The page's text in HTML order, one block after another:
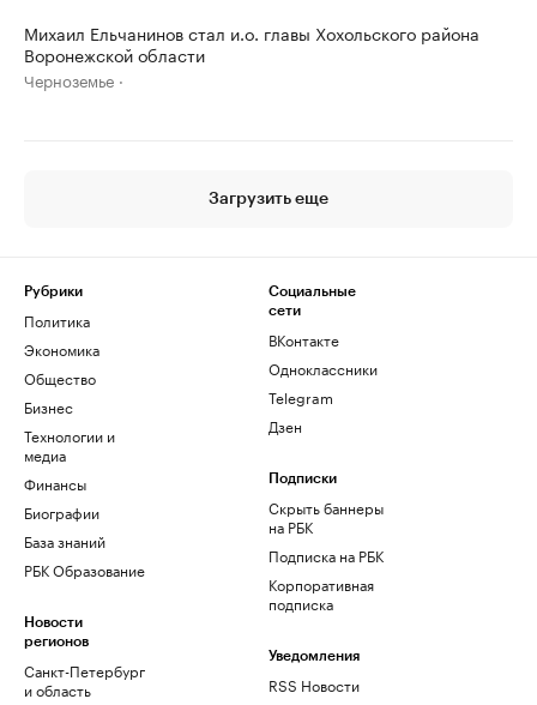
Михаил Ельчанинов стал и.о. главы Хохольского района
Воронежской области
Черноземье
Загрузить еще
Рубрики
Политика
Экономика
Общество
Бизнес
Технологии и
медиа
Финансы
Биографии
База знаний
РБК Образование
Новости
регионов
Санкт-Петербург
и область
Социальные
сети
ВКонтакте
Одноклассники
Telegram
Дзен
Подписки
Скрыть баннеры
на РБК
Подписка на РБК
Корпоративная
подписка
Уведомления
RSS Новости